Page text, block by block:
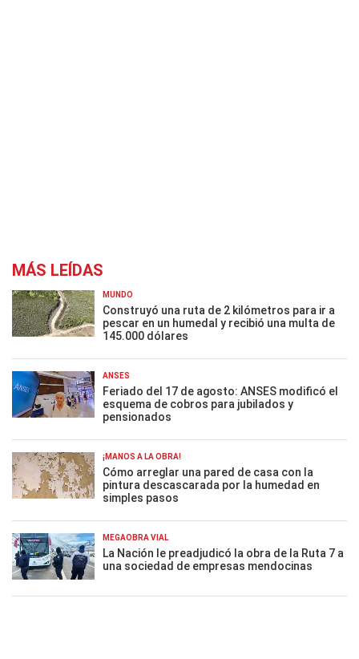
MÁS LEÍDAS
MUNDO
Construyó una ruta de 2 kilómetros para ir a
pescar en un humedal y recibió una multa de
145.000 dólares
ANSES
Feriado del 17 de agosto: ANSES modificó el
esquema de cobros para jubilados y
pensionados
¡MANOS A LA OBRA!
Cómo arreglar una pared de casa con la
pintura descascarada por la humedad en
simples pasos
MEGAOBRA VIAL
La Nación le preadjudicó la obra de la Ruta 7 a
una sociedad de empresas mendocinas